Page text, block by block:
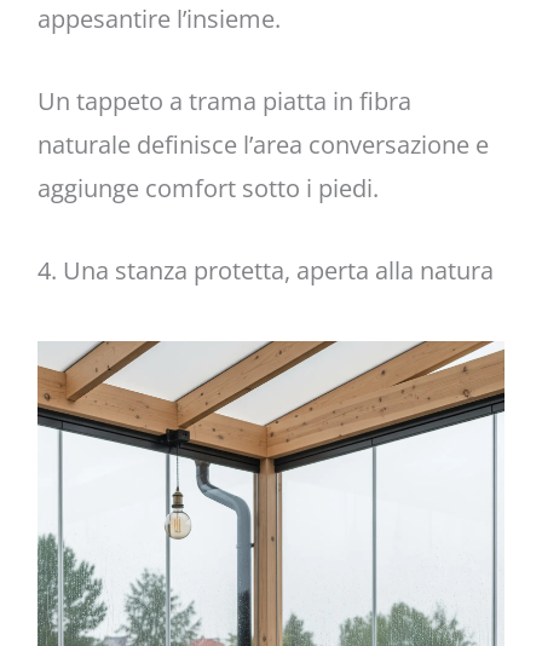
appesantire l’insieme.
Un tappeto a trama piatta in fibra
naturale definisce l’area conversazione e
aggiunge comfort sotto i piedi.
4. Una stanza protetta, aperta alla natura